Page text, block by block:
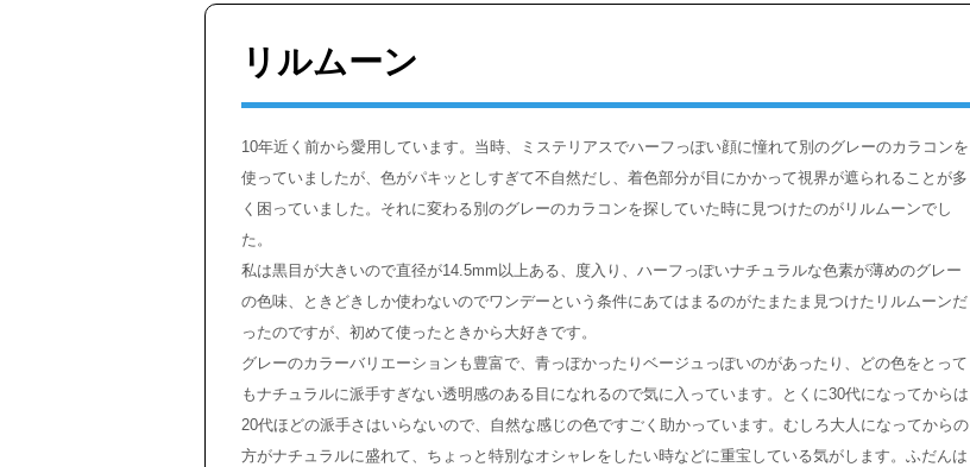
リルムーン
10年近く前から愛用しています。当時、ミステリアスでハーフっぽい顔に憧れて別のグレーのカラコンを
使っていましたが、色がパキッとしすぎて不自然だし、着色部分が目にかかって視界が遮られることが多
く困っていました。それに変わる別のグレーのカラコンを探していた時に見つけたのがリルムーンでし
た。
私は黒目が大きいので直径が14.5mm以上ある、度入り、ハーフっぽいナチュラルな色素が薄めのグレー
の色味、ときどきしか使わないのでワンデーという条件にあてはまるのがたまたま見つけたリルムーンだ
ったのですが、初めて使ったときから大好きです。
グレーのカラーバリエーションも豊富で、青っぽかったりベージュっぽいのがあったり、どの色をとって
もナチュラルに派手すぎない透明感のある目になれるので気に入っています。とくに30代になってからは
20代ほどの派手さはいらないので、自然な感じの色ですごく助かっています。むしろ大人になってからの
方がナチュラルに盛れて、ちょっと特別なオシャレをしたい時などに重宝している気がします。ふだんは